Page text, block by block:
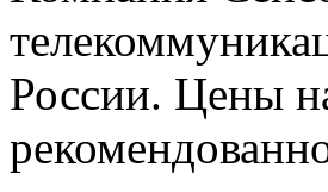
России. Цены